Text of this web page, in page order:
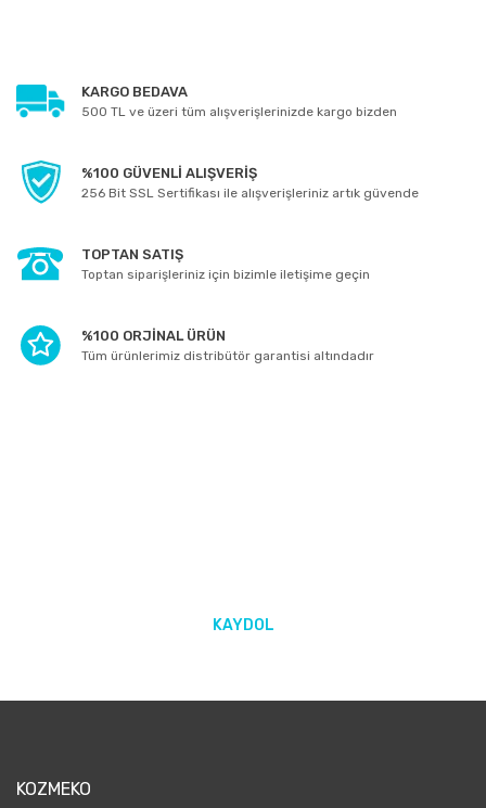
KARGO BEDAVA
500 TL ve üzeri tüm alışverişlerinizde kargo bizden
%100 GÜVENLİ ALIŞVERİŞ
256 Bit SSL Sertifikası ile alışverişleriniz artık güvende
TOPTAN SATIŞ
Toptan siparişleriniz için bizimle iletişime geçin
%100 ORJİNAL ÜRÜN
Tüm ürünlerimiz distribütör garantisi altındadır
KAYDOL
KOZMEKO